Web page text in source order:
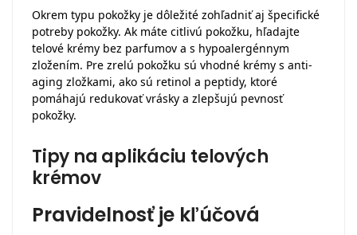
Okrem typu pokožky je dôležité zohľadniť aj špecifické
potreby pokožky. Ak máte citlivú pokožku, hľadajte
telové krémy bez parfumov a s hypoalergénnym
zložením. Pre zrelú pokožku sú vhodné krémy s anti-
aging zložkami, ako sú retinol a peptidy, ktoré
pomáhajú redukovať vrásky a zlepšujú pevnosť
pokožky.
Tipy na aplikáciu telových
krémov
Pravidelnosť je kľúčová